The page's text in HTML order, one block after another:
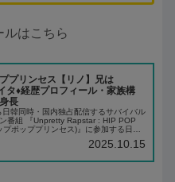
ルはこちら
プリンセス【リノ】兄は
タ♦️経歴プロフィール・家族構
長
韓同時・国内独占配信するサバイバル
番組 『Unpretty Rapstar : HIP POP
ポッププリンセス)』に参加する日本
2025.10.15